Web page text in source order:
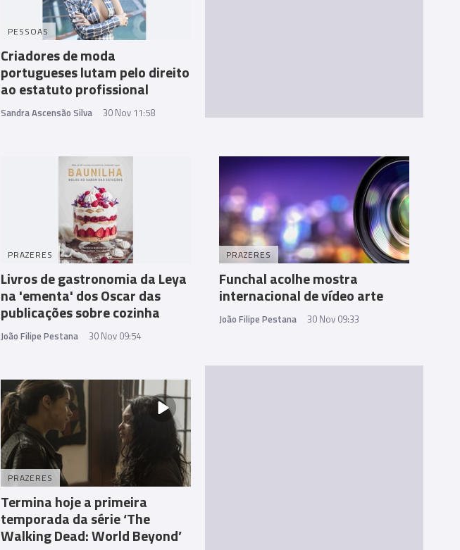
PESSOAS
Criadores de moda
portugueses lutam pelo direito
ao estatuto profissional
Sandra Ascensão Silva 30 Nov 11:58
PRAZERES
Livros de gastronomia da Leya
na 'ementa' dos Oscar das
publicações sobre cozinha
João Filipe Pestana 30 Nov 09:54
PRAZERES
Funchal acolhe mostra
internacional de vídeo arte
João Filipe Pestana 30 Nov 09:33
PRAZERES
Termina hoje a primeira
temporada da série ‘The
Walking Dead: World Beyond’